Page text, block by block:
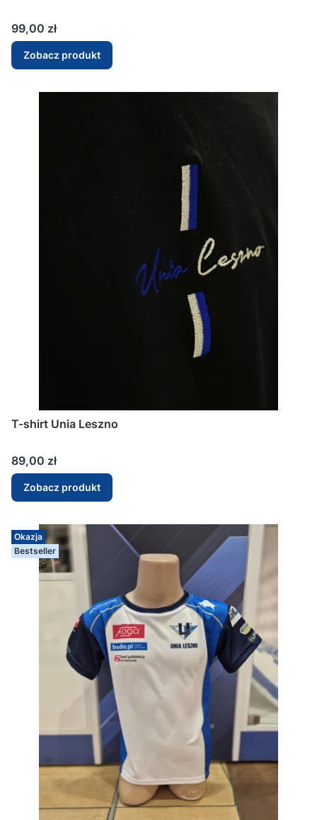
Cena
99,00 zł
Zobacz produkt
T-shirt Unia Leszno
Cena
89,00 zł
Zobacz produkt
Okazja
Bestseller